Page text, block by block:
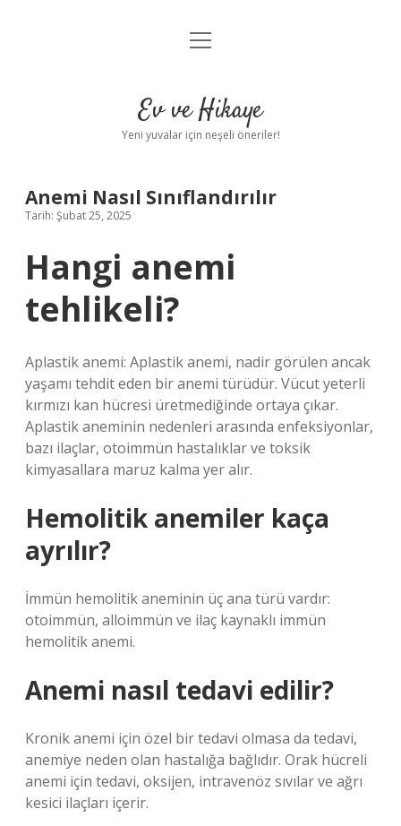
Anasayfa
Yasal Uyarı
menüyü
Ev ve Hikaye
Yeni yuvalar için neşeli öneriler!
Anemi Nasıl Sınıflandırılır
Tarih: Şubat 25, 2025
Hangi anemi
tehlikeli?
Aplastik anemi: Aplastik anemi, nadir görülen ancak
yaşamı tehdit eden bir anemi türüdür. Vücut yeterli
kırmızı kan hücresi üretmediğinde ortaya çıkar.
Aplastik aneminin nedenleri arasında enfeksiyonlar,
bazı ilaçlar, otoimmün hastalıklar ve toksik
kimyasallara maruz kalma yer alır.
Hemolitik anemiler kaça
ayrılır?
İmmün hemolitik aneminin üç ana türü vardır:
otoimmün, alloimmün ve ilaç kaynaklı immün
hemolitik anemi.
Anemi nasıl tedavi edilir?
Kronik anemi için özel bir tedavi olmasa da tedavi,
anemiye neden olan hastalığa bağlıdır. Orak hücreli
anemi için tedavi, oksijen, intravenöz sıvılar ve ağrı
kesici ilaçları içerir.